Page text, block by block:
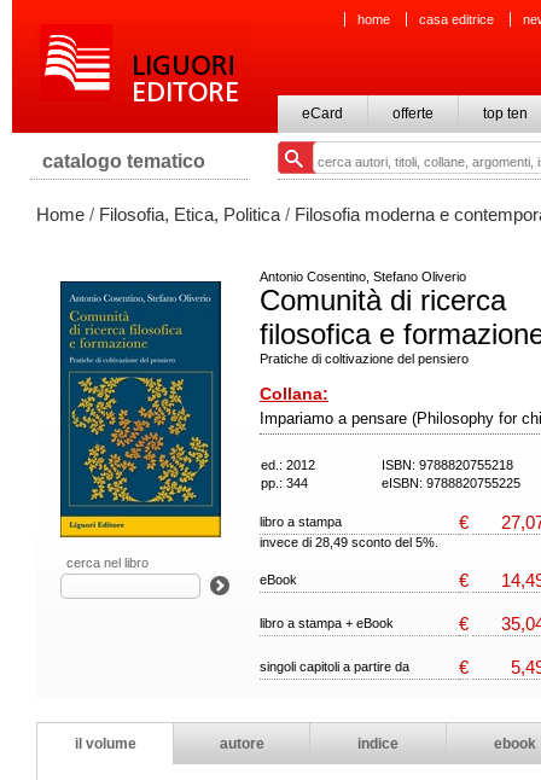
home casa editrice
eCard offerte top ten
catalogo tematico
Home / Filosofia, Etica, Politica / Filosofia moderna e
cerca nel libro
Antonio Cosentino, Stefano Oliverio
Comunità di ricerca
filosofica e
Pratiche di coltivazione del pensiero
Collana:
Impariamo a pensare (Philosophy for
ed.: 2012
ISBN: 9788820755218
pp.: 344
eISBN: 9788820755225
libro a stampa €
invece di 28,49 sconto del 5%.
eBook €
libro a stampa + eBook €
singoli capitoli a partire da €
il volume autore indice ebook